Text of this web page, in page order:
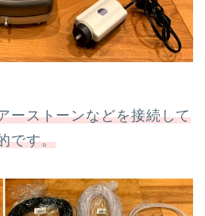
ーストーンなどを接続して
です。